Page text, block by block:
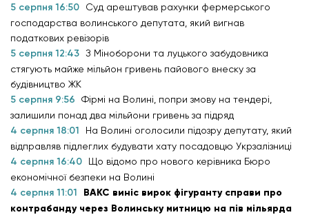
5 серпня 16:50
Суд арештував рахунки фермерського
господарства волинського депутата, який вигнав
податкових ревізорів
5 серпня 12:43 З Міноборони та луцького забудовника
стягують майже мільйон гривень пайового внеску за
будівництво ЖК
5 серпня 9:56
Фірмі на Волині, попри змову на тендері,
залишили понад два мільйони гривень за підряд
4 серпня 18:01
На Волині оголосили підозру депутату, який
відправляв підлеглих будувати хату посадовцю Укрзалізниці
4 серпня 16:40
Що відомо про нового керівника Бюро
економічної безпеки на Волині
4 серпня 11:01
ВАКС виніс вирок фігуранту справи про
контрабанду через Волинську митницю на пів мільярда